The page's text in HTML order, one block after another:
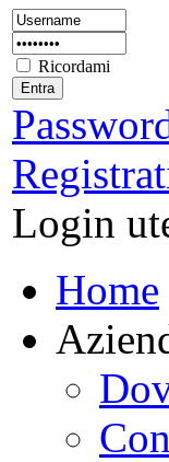
Ricordami
Login
Home